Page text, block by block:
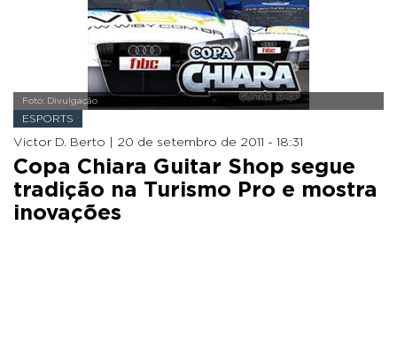
Foto: Divulgação
ESPORTS
Victor D. Berto | 20 de setembro de 2011 - 18:31
Copa Chiara Guitar Shop segue
tradição na Turismo Pro e mostra
inovações